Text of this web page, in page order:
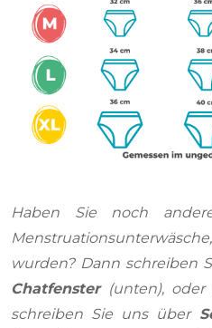
Haben Sie noch
wurden? Dann schreiben
Chatfenster(unten), oder
schreiben Sie uns über